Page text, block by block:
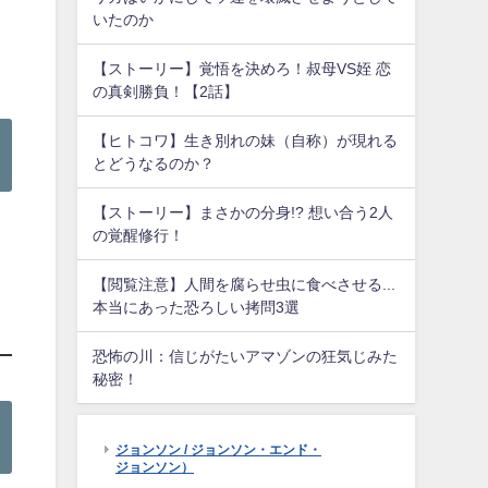
いたのか
【ストーリー】覚悟を決めろ！叔母VS姪 恋
の真剣勝負！【2話】
【ヒトコワ】生き別れの妹（自称）が現れる
とどうなるのか？
【ストーリー】まさかの分身!? 想い合う2人
の覚醒修行！
【閲覧注意】人間を腐らせ虫に食べさせる...
本当にあった恐ろしい拷問3選
恐怖の川：信じがたいアマゾンの狂気じみた
秘密！